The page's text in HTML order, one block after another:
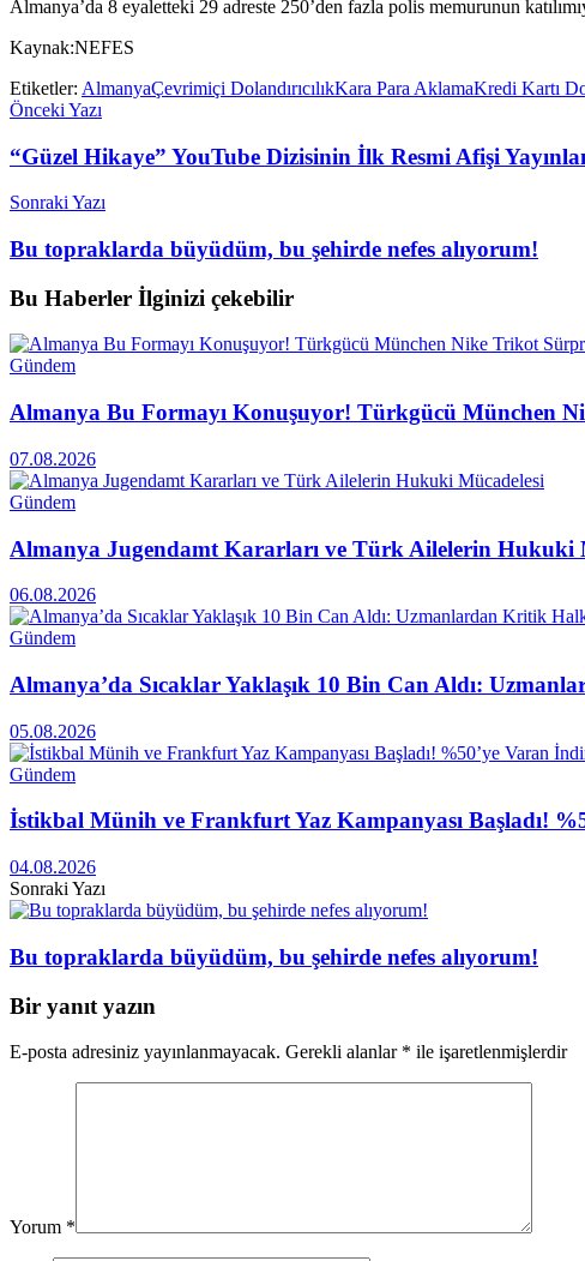
Almanya’da 8 eyaletteki 29 adreste 250’den fazla polis memurunun
Kaynak:NEFES
Etiketler: AlmanyaÇevrimiçi DolandırıcılıkKara Para AklamaKredi Kartı
Önceki Yazı
“Güzel Hikaye” YouTube Dizisinin İlk Resmi Afişi
Sonraki Yazı
Bu topraklarda büyüdüm, bu şehirde nefes alıyorum!
Bu Haberler İlginizi çekebilir
Gündem
Almanya Bu Formayı Konuşuyor! Türkgücü München
07.08.2026
Gündem
Almanya Jugendamt Kararları ve Türk Ailelerin Hukuki
06.08.2026
Gündem
Almanya’da Sıcaklar Yaklaşık 10 Bin Can Aldı:
05.08.2026
Gündem
İstikbal Münih ve Frankfurt Yaz Kampanyası Başladı!
04.08.2026
Sonraki Yazı
Bu topraklarda büyüdüm, bu şehirde nefes alıyorum!
Bir yanıt yazın
E-posta adresiniz yayınlanmayacak. Gerekli alanlar * ile işaretlenmişlerdir
Yorum *